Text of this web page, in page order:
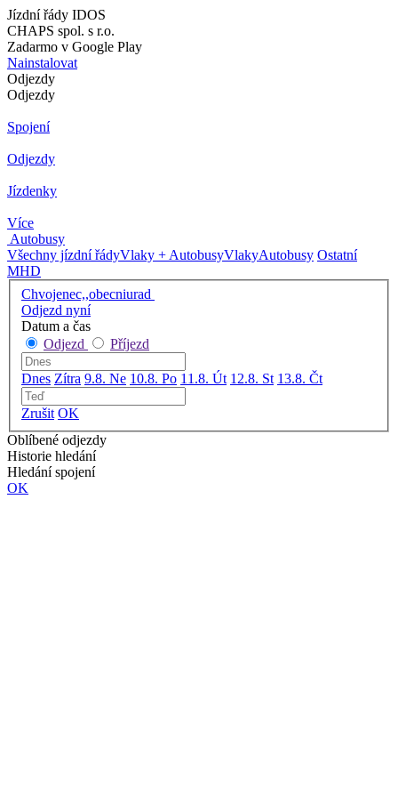
Jízdní řády IDOS
CHAPS spol. s r.o.
Zadarmo v Google Play
Nainstalovat
Odjezdy
Odjezdy
Spojení
Odjezdy
Jízdenky
Více
Autobusy
Všechny jízdní řádyVlaky + AutobusyVlakyAutobusy Ostatní
MHD
Chvojenec,,obecniurad
Odjezd nyní
Datum a čas
Odjezd
Příjezd
Dnes Zítra 9.8. Ne 10.8. Po 11.8. Út 12.8. St 13.8. Čt
Zrušit OK
Oblíbené odjezdy
Historie hledání
Hledání spojení
OK